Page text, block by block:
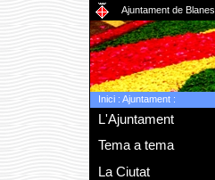
Ajuntament de Blanes
Inici: Ajuntament:
L'Ajuntament
Tema a tema
La Ciutat